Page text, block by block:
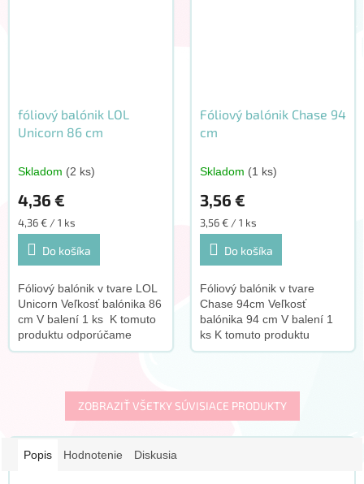
fóliový balónik LOL
Unicorn 86 cm
Skladom (2 ks)
4,36 €
Jednotková
cena:
4,36 € / 1 ks
Do košíka
Fóliový balónik v tvare LOL
Unicorn Veľkosť balónika 86
cm V balení 1 ks K tomuto
produktu odporúčame
dokúpiť tento doplnok:
Fóliový balónik Chase 94
cm
Skladom (1 ks)
3,56 €
Jednotková
cena:
3,56 € / 1 ks
Do košíka
Fóliový balónik v tvare
Chase 94cm Veľkosť
balónika 94 cm V balení 1
ks K tomuto produktu
odporúčame dokúpiť tento
ZOBRAZIŤ VŠETKY SÚVISIACE PRODUKTY
Popis Hodnotenie Diskusia